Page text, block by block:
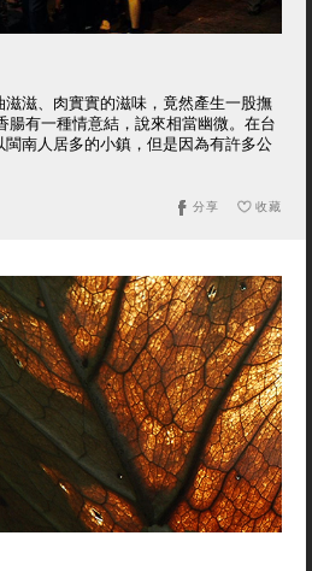
滋、肉實實的滋味，竟然產生一股撫
腸有一種情意結，說來相當幽微。在台
南人居多的小鎮，但是因為有許多公
收藏
分享